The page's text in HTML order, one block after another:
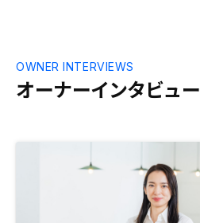
オーナーインタビュー
OWNER INTERVIEWS